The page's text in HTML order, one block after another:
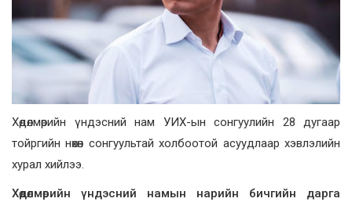
Хөдөлмөрийн үндэсний нам УИХ-ын сонгуулийн 28 дугаар
тойргийн нөхөн сонгуультай холбоотой асуудлаар хэвлэлийн
хурал хийлээ.
Хөдөлмөрийн үндэсний намын нарийн бичгийн дарга